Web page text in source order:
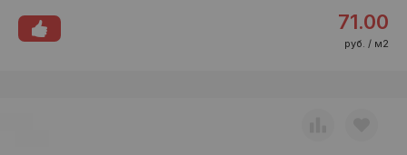
71.00
руб. / м2